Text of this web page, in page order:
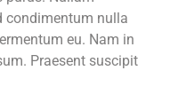
condimentum nulla
eu. Nam in
Praesent suscipit